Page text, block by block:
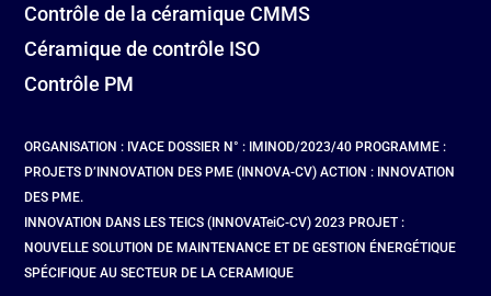
Contrôle de la céramique CMMS
Céramique de contrôle ISO
Contrôle PM
ORGANISATION : IVACE DOSSIER N° : IMINOD/2023/40 PROGRAMME :
PROJETS D’INNOVATION DES PME (INNOVA-CV) ACTION : INNOVATION
DES PME.
INNOVATION DANS LES TEICS (INNOVATeiC-CV) 2023 PROJET :
NOUVELLE SOLUTION DE MAINTENANCE ET DE GESTION ÉNERGÉTIQUE
SPÉCIFIQUE AU SECTEUR DE LA CERAMIQUE